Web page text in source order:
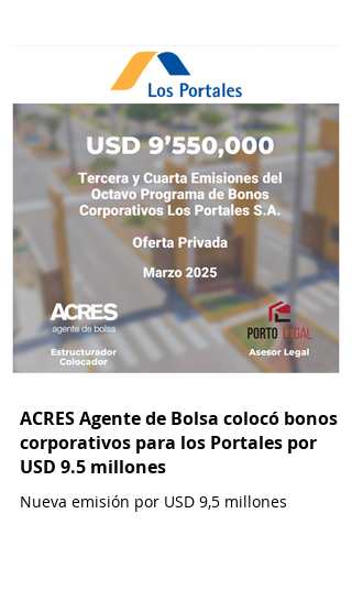
ACRES Agente de Bolsa colocó bonos
corporativos para los Portales por
USD 9.5 millones
Nueva emisión por USD 9,5 millones